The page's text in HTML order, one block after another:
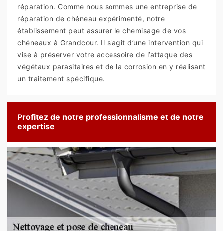
réparation. Comme nous sommes une entreprise de
réparation de chéneau expérimenté, notre
établissement peut assurer le chemisage de vos
chéneaux à Grandcour. Il s’agit d’une intervention qui
vise à préserver votre accessoire de l’attaque des
végétaux parasitaires et de la corrosion en y réalisant
un traitement spécifique.
Profitez de notre professionnalisme et de notre
expertise